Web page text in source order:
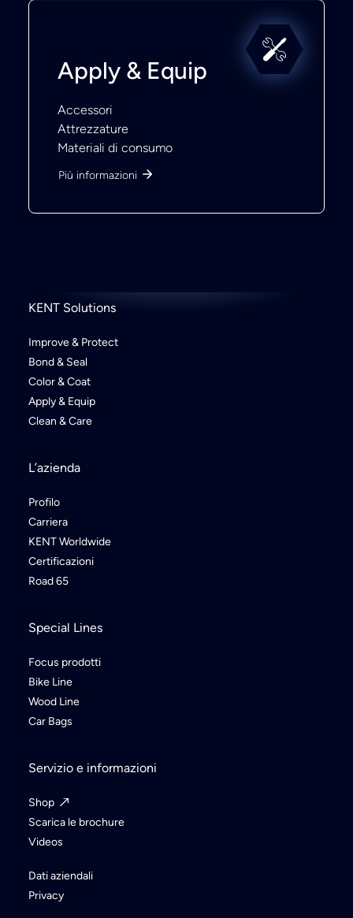
Apply & Equip
Accessori
Attrezzature
Materiali di consumo
Più informazioni
KENT Solutions
Improve & Protect
Bond & Seal
Color & Coat
Apply & Equip
Clean & Care
L’azienda
Profilo
Carriera
KENT Worldwide
Certificazioni
Road 65
Special Lines
Focus prodotti
Bike Line
Wood Line
Car Bags
Servizio e informazioni
Shop
Scarica le brochure
Videos
Dati aziendali
Privacy